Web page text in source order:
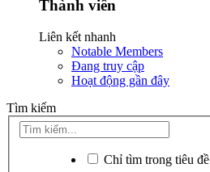
Thành viên
Liên kết nhanh
Notable Members
Đang truy cập
Hoạt động gần đây
Tìm kiếm
Chỉ tìm trong tiêu đề